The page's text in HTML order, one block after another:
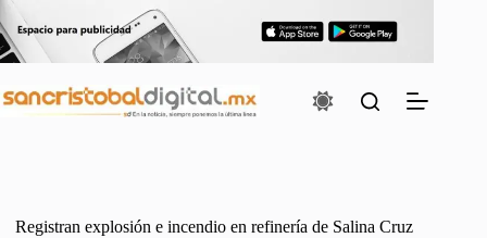
al
contenido
Registran explosión e incendio en refinería de Salina Cruz